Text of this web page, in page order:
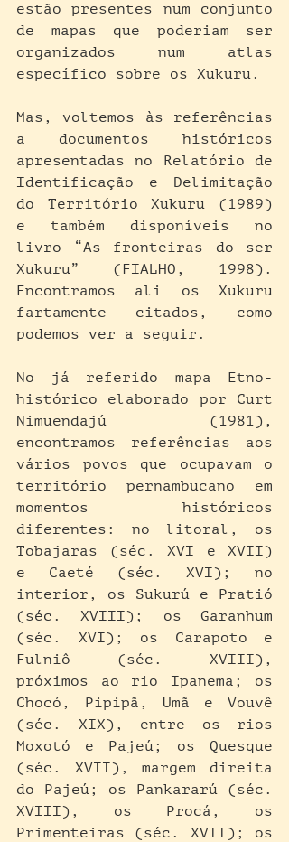
estão presentes num conjunto
de mapas que poderiam ser
organizados num atlas
específico sobre os Xukuru.
Mas, voltemos às referências
a documentos históricos
apresentadas no Relatório de
Identificação e Delimitação
do Território Xukuru (1989)
e também disponíveis no
livro “As fronteiras do ser
Xukuru” (FIALHO, 1998).
Encontramos ali os Xukuru
fartamente citados, como
podemos ver a seguir.
No já referido mapa Etno-
histórico elaborado por Curt
Nimuendajú (1981),
encontramos referências aos
vários povos que ocupavam o
território pernambucano em
momentos históricos
diferentes: no litoral, os
Tobajaras (séc. XVI e XVII)
e Caeté (séc. XVI); no
interior, os Sukurú e Pratió
(séc. XVIII); os Garanhum
(séc. XVI); os Carapoto e
Fulniô (séc. XVIII),
próximos ao rio Ipanema; os
Chocó, Pipipã, Umã e Vouvê
(séc. XIX), entre os rios
Moxotó e Pajeú; os Quesque
(séc. XVII), margem direita
do Pajeú; os Pankararú (séc.
XVIII), os Procá, os
Primenteiras (séc. XVII); os